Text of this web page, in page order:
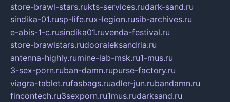
store-brawl-stars.rukts-services.rudark-sand.ru
sindika-01.rusp-life.rux-legion.rusib-archives.ru
e-abis-1-c.rusindika01.ruvenda-festival.ru
store-brawlstars.rudooraleksandria.ru
antenna-highly.rumine-lab-msk.ru1-mus.ru
3-sex-porn.ruban-damn.rupurse-factory.ru
viagra-tablet.rufasbags.ruadler-jun.rubandamn.ru
fincontech.ru3sexporn.ru1mus.rudarksand.ru